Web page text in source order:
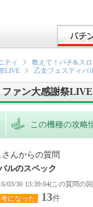
ティ 教えて！パチ&スロ
LIVE
乙女フェスティバ
ァン大感謝祭LIVE
この機種の攻略
さんからの質問
ルのスペック
03/30 13:39:04(この質問の
になった 13件